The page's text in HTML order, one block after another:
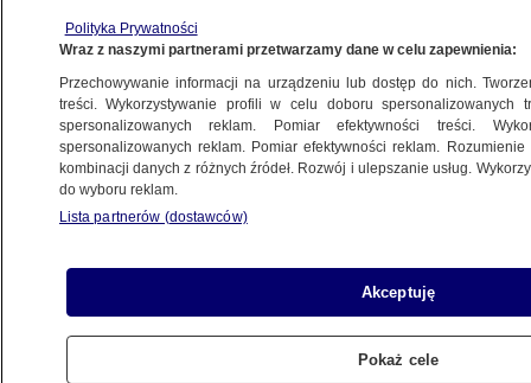
23.12.2024, 08:20
Udostępnij
Polityka Prywatności
Wraz z naszymi partnerami przetwarzamy dane w celu zapewnienia:
Przechowywanie informacji na urządzeniu lub dostęp do nich.
treści. Wykorzystywanie profili w celu doboru spersonalizowanych
spersonalizowanych reklam. Pomiar efektywności treści.
spersonalizowanych reklam. Pomiar efektywności reklam.
kombinacji danych z różnych źródeł. Rozwój i ulepszanie usług.
do wyboru reklam.
Lista partnerów (dostawców)
Akceptuję
Pokaż cele